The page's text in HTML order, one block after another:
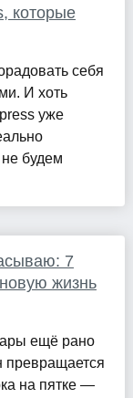
которые
себя
И хоть
уже
будем
7
жизнь
ещё рано
превращается
на пятке —